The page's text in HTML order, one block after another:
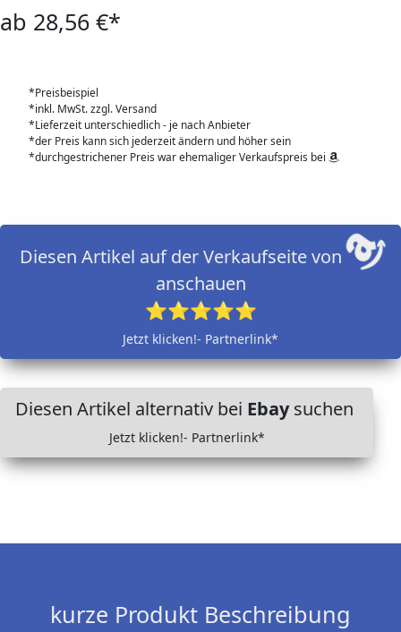
ab 28,56 €*
*Preisbeispiel
*inkl. MwSt. zzgl. Versand
*Lieferzeit unterschiedlich - je nach Anbieter
*der Preis kann sich jederzeit ändern und höher sein
*durchgestrichener Preis war ehemaliger Verkaufspreis bei
Diesen Artikel auf der Verkaufseite von
anschauen
⭐⭐⭐⭐⭐
Jetzt klicken!- Partnerlink*
Diesen Artikel alternativ bei Ebaysuchen
Jetzt klicken!- Partnerlink*
kurze Produkt Beschreibung